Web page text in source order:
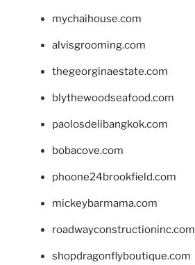
mychaihouse.com
alvisgrooming.com
thegeorginaestate.com
blythewoodseafood.com
paolosdelibangkok.com
bobacove.com
phoone24brookfield.com
mickeybarmama.com
roadwayconstructioninc.com
shopdragonflyboutique.com